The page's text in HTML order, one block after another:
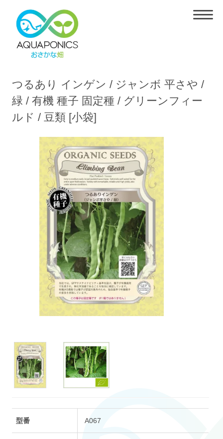
つるあり インゲン / ジャンボ 平さや /
緑 / 有機 種子 固定種 / グリーンフィー
ルド / 豆類 [小袋]
型番 A067